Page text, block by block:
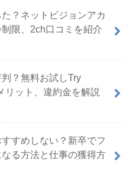
？ネットビジョンアカ
限、2ch口コミを紹介
？無料お試しTry
リット、違約金を解説
すめしない？新卒でフ
る方法と仕事の獲得方